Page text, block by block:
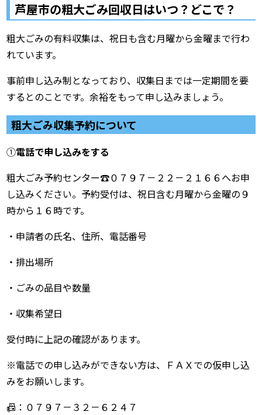
芦屋市の粗大ごみ回収日はいつ？どこで？
粗大ごみの有料収集は、祝日も含む月曜から金曜まで行わ
れています。
事前申し込み制となっており、収集日までは一定期間を要
するとのことです。余裕をもって申し込みましょう。
粗大ごみ収集予約について
①電話で申し込みをする
粗大ごみ予約センター☎０７９７－２２－２１６６へお申
し込みください。予約受付は、祝日含む月曜から金曜の９
時から１６時です。
・申請者の氏名、住所、電話番号
・排出場所
・ごみの品目や数量
・収集希望日
受付時に上記の確認があります。
※電話での申し込みができない方は、ＦＡＸでの仮申し込
みをお願いします。
📠：０７９７－３２－６２４７